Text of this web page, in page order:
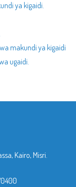
ya kigaidi.
makundi ya kigaidi
ugaidi.
Kairo, Misri.